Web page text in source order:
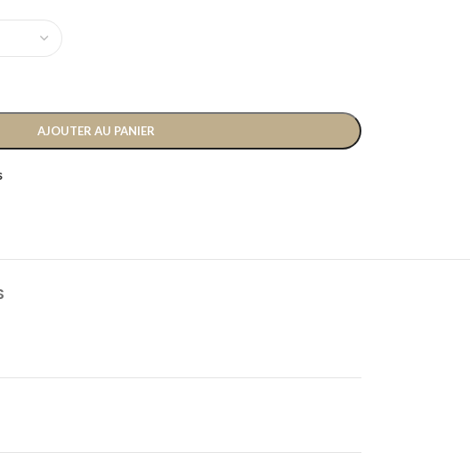
AJOUTER AU PANIER